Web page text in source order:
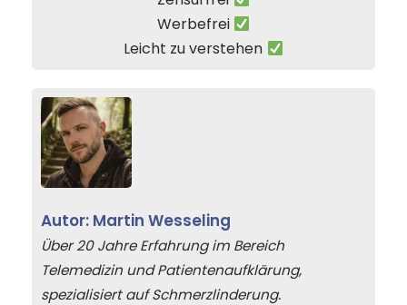
Werbefrei
Leicht zu verstehen
Autor: Martin Wesseling
Über 20 Jahre Erfahrung im Bereich
Telemedizin und Patientenaufklärung,
spezialisiert auf Schmerzlinderung.